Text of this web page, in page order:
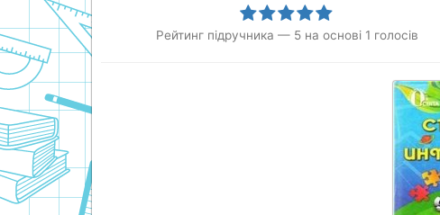
Рейтинг підручника — 5на основі 1 голосів